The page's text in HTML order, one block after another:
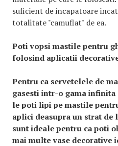
suficient de incapatoare
totalitate "camuflat" de ea.
Poti vopsi mastile pentru
folosind aplicatii
Pentru ca servetelele de
gasesti intr-o gama
le poti lipi pe mastile
aplici deasupra un strat de
sunt ideale pentru ca poti
mai multe vase decorative